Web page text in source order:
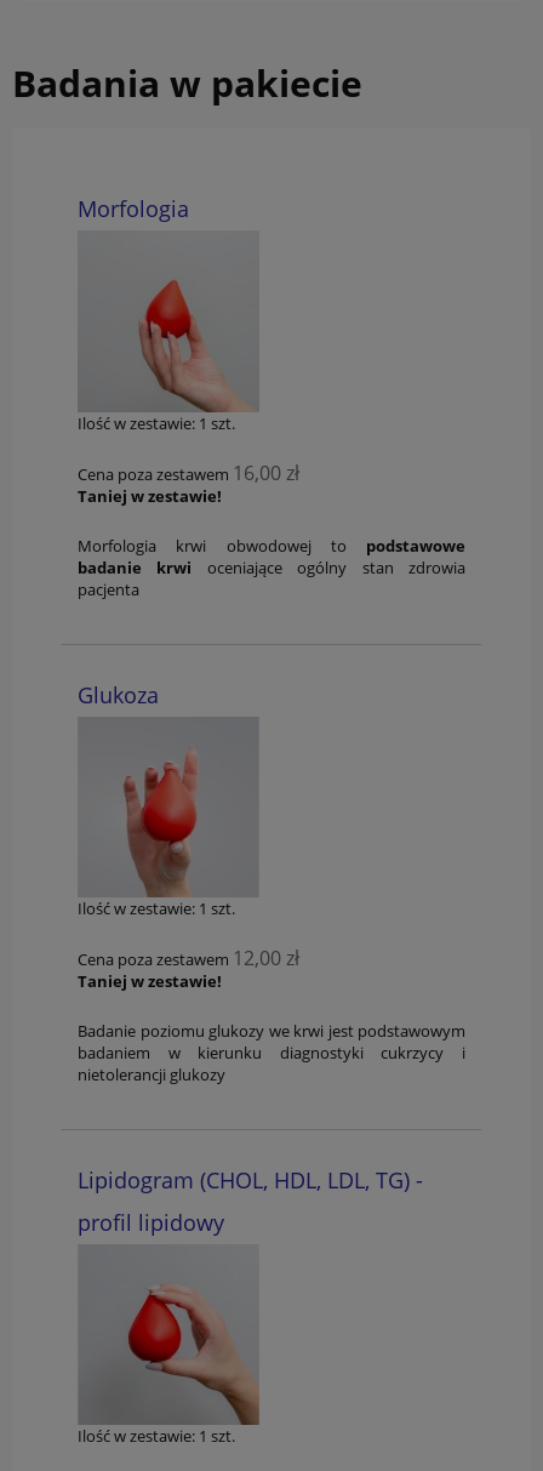
Badania w pakiecie
Morfologia
Ilość w zestawie: 1 szt.
Cena poza zestawem 16,00 zł
Taniej w zestawie!
Morfologia krwi obwodowej to podstawowe
badanie krwi oceniające ogólny stan zdrowia
pacjenta
Glukoza
Ilość w zestawie: 1 szt.
Cena poza zestawem 12,00 zł
Taniej w zestawie!
Badanie poziomu glukozy we krwi jest podstawowym
badaniem w kierunku diagnostyki cukrzycy i
nietolerancji glukozy
Lipidogram (CHOL, HDL, LDL, TG) -
profil lipidowy
Ilość w zestawie: 1 szt.